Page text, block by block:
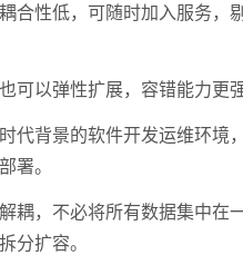
合性低，可随时加入服务，
可以弹性扩展，容错能力更强
代背景的软件开发运维环境
署。
耦，不必将所有数据集中在
分扩容。